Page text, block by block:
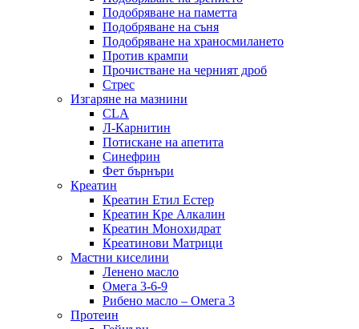
Подобряване на паметта
Подобряване на съня
Подобряване на храносмилането
Против крампи
Прочистване на черният дроб
Стрес
Изгаряне на мазнини
CLA
Л-Карнитин
Потискане на апетита
Синефрин
Фет бърнъри
Креатин
Креатин Етил Естер
Креатин Кре Алкалин
Креатин Монохидрат
Креатинови Матрици
Мастни киселини
Ленено масло
Омега 3-6-9
Рибено масло – Омега 3
Протеин